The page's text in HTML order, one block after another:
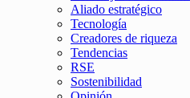
Aliado estratégico
Tecnología
Creadores de riqueza
Tendencias
RSE
Sostenibilidad